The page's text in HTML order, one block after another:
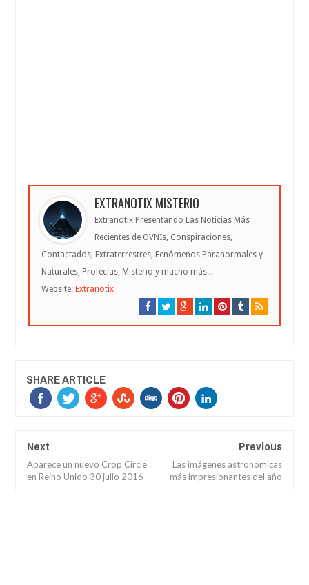
EXTRANOTIX MISTERIO
Extranotix Presentando Las Noticias Más
Recientes de OVNIs, Conspiraciones,
Contactados, Extraterrestres, Fenómenos Paranormales y
Naturales, Profecías, Misterio y mucho más...
Website: Extranotix
SHARE ARTICLE
Next
Aparece un nuevo Crop Circle
en Reino Unido 30 julio 2016
Previous
Las imágenes astronómicas
más impresionantes del año